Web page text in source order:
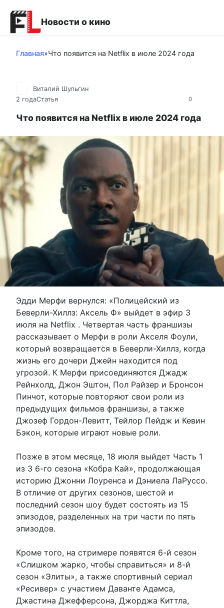
контенту
Новости о кино
Главная»Что появится на Netflix в июле 2024 года
0
Виталий Шульгин
2 годаСтатья
Что появится на Netflix в июле 2024 года
Эдди Мерфи вернулся: «Полицейский из
Беверли-Хиллз: Аксель Ф» выйдет в эфир 3
июля на Netflix . Четвертая часть франшизы
рассказывает о Мерфи в роли Акселя Фоули,
который возвращается в Беверли-Хиллз, когда
жизнь его дочери Джейн находится под
угрозой. К Мерфи присоединяются Джадж
Рейнхолд, Джон Эштон, Пол Райзер и Бронсон
Пинчот, которые повторяют свои роли из
предыдущих фильмов франшизы, а также
Джозеф Гордон-Левитт, Тейлор Пейдж и Кевин
Бэкон, которые играют новые роли.
Позже в этом месяце, 18 июля выйдет Часть 1
из 3 6-го сезона «Кобра Кай», продолжающая
историю Джонни Лоуренса и Дэниела ЛаРуссо.
В отличие от других сезонов, шестой и
последний сезон шоу будет состоять из 15
эпизодов, разделенных на три части по пять
эпизодов.
Кроме того, на стримере появятся 6-й сезон
«Слишком жарко, чтобы справиться» и 8-й
сезон «Элиты», а также спортивный сериал
«Ресивер» с участием Даванте Адамса,
Джастина Джефферсона, Джорджа Киттла,